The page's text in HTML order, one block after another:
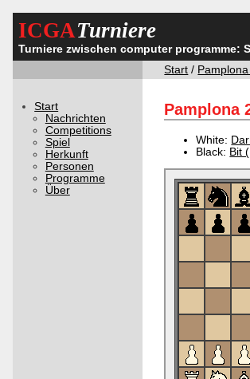
ICGATurniere
Turniere zwischen computer programme:
Start /
Start
Nachrichten
Competitions
Spiel
Herkunft
Personen
Programme
Über
Pamplona
White:
Black: Bit